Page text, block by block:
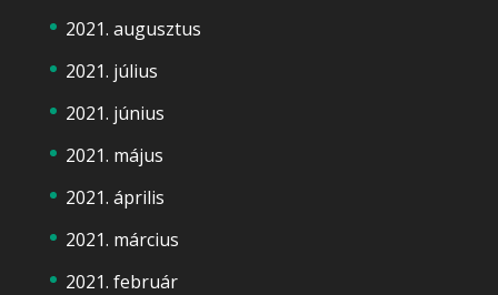
2021. augusztus
2021. július
2021. június
2021. május
2021. április
2021. március
2021. február